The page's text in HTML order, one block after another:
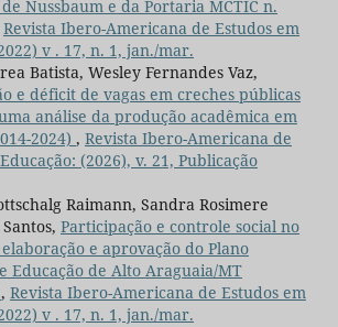
Nussbaum e da Portaria MCTIC n.
Revista Ibero-Americana de Estudos em
v . 17, n. 1, jan./mar.
Batista, Wesley Fernandes Vaz,
e déficit de vagas em creches públicas
análise da produção acadêmica em
2024) , Revista Ibero-Americana de
(2026), v. 21, Publicação
Raimann, Sandra Rosimere
Participação e controle social no
e aprovação do Plano
Educação de Alto Araguaia/MT
, Revista Ibero-Americana de Estudos em
v . 17, n. 1, jan./mar.